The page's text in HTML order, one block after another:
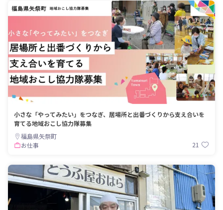
小さな「やってみたい」をつなぎ、居場所と出番づくりから支え合いを
育てる地域おこし協力隊募集
福島県矢祭町
お仕事
21